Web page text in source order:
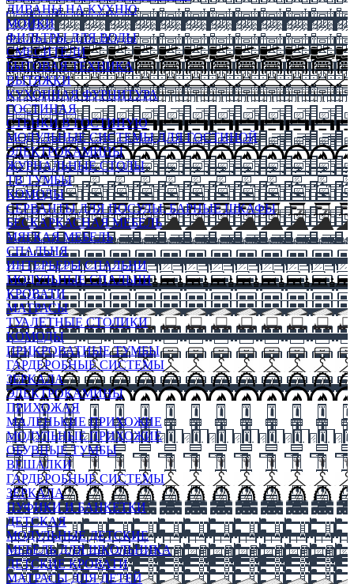
ДИВАНЫ НА КУХНЮ
МОЙКИ
ФИЛЬТРЫ ДЛЯ ВОДЫ
СМЕСИТЕЛИ
БЫТОВАЯ ТЕХНИКА
ВЫТЯЖКИ
КУХОННАЯ ФУРНИТУРА
ГОСТИНАЯ
СТЕНКИ В ГОСТИНУЮ
МОДУЛЬНЫЕ СИСТЕМЫ ДЛЯ ГОСТИНОЙ
ЭЛЕКТРОКАМИНЫ
ЖУРНАЛЬНЫЕ СТОЛЫ
ТВ ТУМБЫ
КОМОДЫ
СЕРВАНТЫ ДЛЯ ПОСУДЫ, БАРНЫЕ ШКАФЫ
БЕСКАРКАСНАЯ МЕБЕЛЬ
МЯГКАЯ МЕБЕЛЬ
СПАЛЬНЯ
ИНТЕРЬЕРЫ СПАЛЬНИ
МОДУЛЬНЫЕ СПАЛЬНИ
КРОВАТИ
МАТРАСЫ
ТУАЛЕТНЫЕ СТОЛИКИ
КОМОДЫ
ПРИКРОВАТНЫЕ ТУМБЫ
ГАРДЕРОБНЫЕ СИСТЕМЫ
ЗЕРКАЛА
ЭЛЕКТРОКАМИНЫ
ПРИХОЖАЯ
МАЛЕНЬКИЕ ПРИХОЖИЕ
МОДУЛЬНЫЕ ПРИХОЖИЕ
ОБУВНЫЕ ТУМБЫ
ВЕШАЛКИ
ГАРДЕРОБНЫЕ СИСТЕМЫ
ЗЕРКАЛА
ПУФИКИ И БАНКЕТКИ
ДЕТСКАЯ
МОДУЛЬНЫЕ ДЕТСКИЕ
МЕБЕЛЬ ДЛЯ ШКОЛЬНИКА
ДЕТСКИЕ КРОВАТИ
МАТРАСЫ ДЛЯ ДЕТЕЙ